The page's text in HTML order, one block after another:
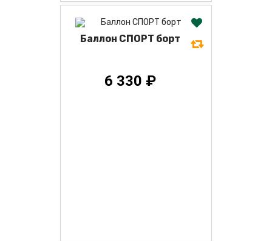
Баллон СПОРТ борт
6 330 ₽